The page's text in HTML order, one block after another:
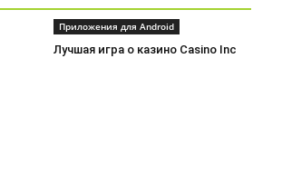
Приложения для Android
Лучшая игра о казино Casino Inc